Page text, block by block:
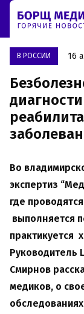
В РОССИИ 16
Во
экспертиз
где
выполняется
практикуется
Руководитель
Смирнов
медиков, о